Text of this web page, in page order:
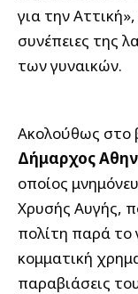
για την
συνέπειες της
των γυναικών.
Ακολούθως στο
Δήμαρχος
οποίος
Χρυσής Αυγής,
πολίτη παρά το
κομματική
παραβιάσεις